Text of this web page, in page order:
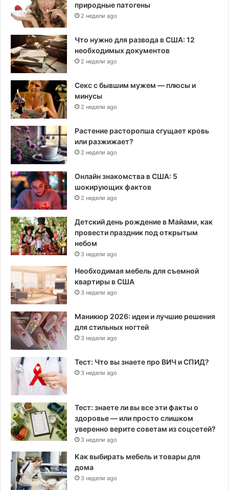
природные патогены
2 недели ago
Что нужно для развода в США: 12
необходимых документов
2 недели ago
Секс с бывшим мужем — плюсы и
минусы
2 недели ago
Растение расторопша сгущает кровь
или разжижает?
2 недели ago
Онлайн знакомства в США: 5
шокирующих фактов
2 недели ago
Детский день рождение в Майами, как
провести праздник под открытым
небом
3 недели ago
Необходимая мебель для съемной
квартиры в США
3 недели ago
Маникюр 2026: идеи и лучшие решения
для стильных ногтей
3 недели ago
Тест: Что вы знаете про ВИЧ и СПИД?
3 недели ago
Тест: знаете ли вы все эти факты о
здоровье — или просто слишком
уверенно верите советам из соцсетей?
3 недели ago
Как выбирать мебель и товары для
дома
3 недели ago